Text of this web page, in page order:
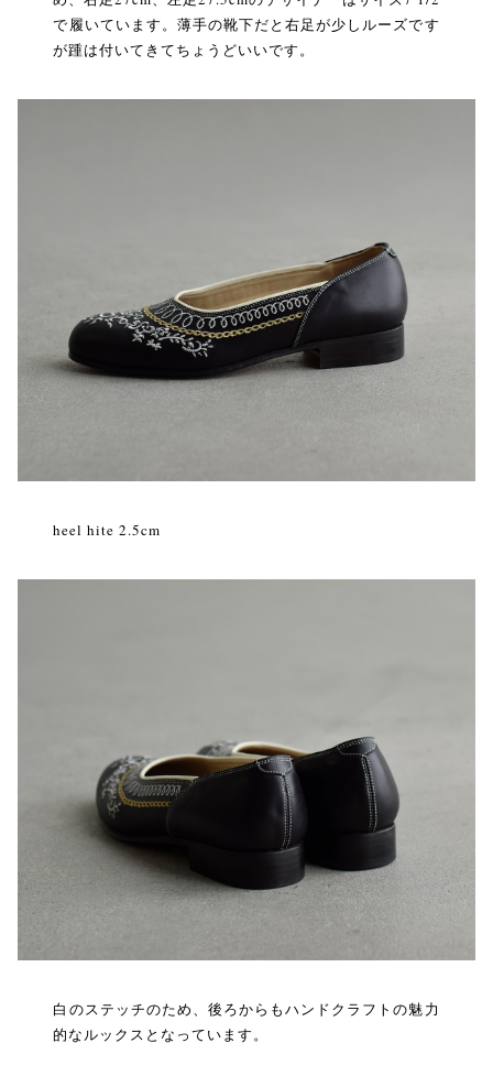
で履いています。薄手の靴下だと右足が少しルーズです
が踵は付いてきてちょうどいいです。
heel hite 2.5cm
白のステッチのため、後ろからもハンドクラフトの魅力
的なルックスとなっています。